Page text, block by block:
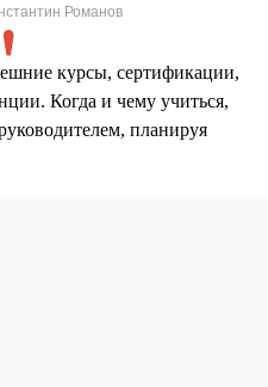
Романов
курсы, сертификации,
Когда и чему учиться,
планируя